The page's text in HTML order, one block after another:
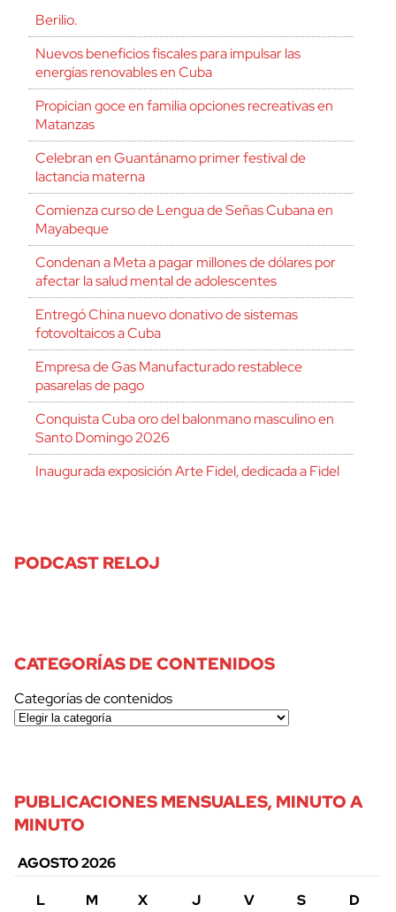
Berilio.
Nuevos beneficios fiscales para impulsar las
energías renovables en Cuba
Propician goce en familia opciones recreativas en
Matanzas
Celebran en Guantánamo primer festival de
lactancia materna
Comienza curso de Lengua de Señas Cubana en
Mayabeque
Condenan a Meta a pagar millones de dólares por
afectar la salud mental de adolescentes
Entregó China nuevo donativo de sistemas
fotovoltaicos a Cuba
Empresa de Gas Manufacturado restablece
pasarelas de pago
Conquista Cuba oro del balonmano masculino en
Santo Domingo 2026
Inaugurada exposición Arte Fidel, dedicada a Fidel
PODCAST RELOJ
CATEGORÍAS DE CONTENIDOS
Categorías de contenidos
PUBLICACIONES MENSUALES, MINUTO A
MINUTO
AGOSTO 2026
L
M X J V S D